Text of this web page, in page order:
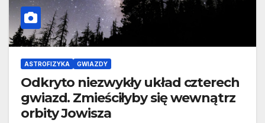
ASTROFIZYKA GWIAZDY
Odkryto niezwykły układ czterech
gwiazd. Zmieściłyby się wewnątrz
orbity Jowisza